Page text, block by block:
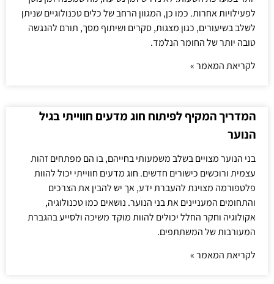
לפעילויות אחרות. כמו כן, המגוון הרחב של כלים טכנולוגיים שניתן
לשלב בשיעורים, כגון מצגות, סקרים ושיתוף מסך, תורם להנגשה
טובה יותר של החומר הנלמד.
לקריאת המאמר »
המדריך המקיף לפיתוח חוג מדעים חווייתי בגיל
הנוער
בני הנוער מצויים בשלב משמעותי בחייהם, בו הם מפתחים זהות
עצמית ורוכשים כישורים חדשים. חוג מדעים חווייתי יכול להוות
פלטפורמה מצוינת להעברת ידע, אך יש להבין את הצרכים
והתחומים המעניינים את בני הנוער. נושאים כמו טכנולוגיה,
אקולוגיה וחקר החלל יכולים להוות מוקד משיכה ולסייע בהגברת
המעורבות של המשתתפים.
לקריאת המאמר »